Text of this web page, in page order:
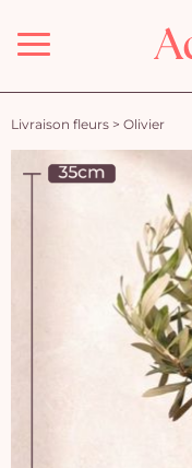
Menu
Livraison fleurs > Olivier